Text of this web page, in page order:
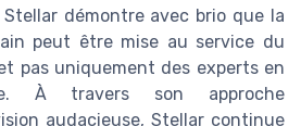
démontre avec brio que la
peut être mise au service du
pas uniquement des experts en
À travers son approche
audacieuse, Stellar continue